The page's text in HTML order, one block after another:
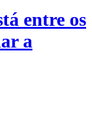
entre os
a